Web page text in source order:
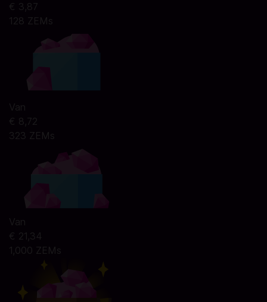
€ 3,87
128 ZEMs
Van
€ 8,72
323 ZEMs
Van
€ 21,34
1,000 ZEMs